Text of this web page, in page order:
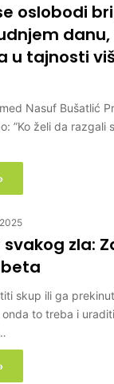
oslobodi
u tajnosti
Nasuf Bušatlić
”Ko želi da razgali
zla:
skup ili ga
to treba i